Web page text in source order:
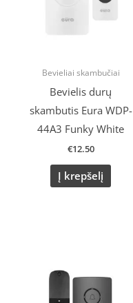
Bevieliai skambučiai
Bevielis durų
skambutis Eura WDP-
44A3 Funky White
€12.50
Į krepšelį